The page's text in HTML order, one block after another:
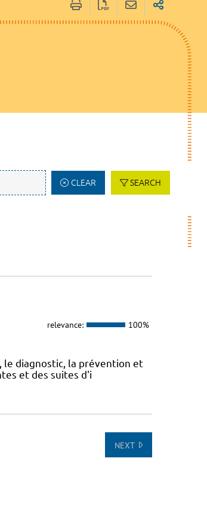
CLEAR SEARCH
relevance: 100%
le diagnostic, la prévention et
et des suites d'i
NEXT